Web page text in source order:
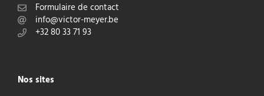
Formulaire de contact
info@victor-meyer.be
+32 80 33 71 93
Nos sites